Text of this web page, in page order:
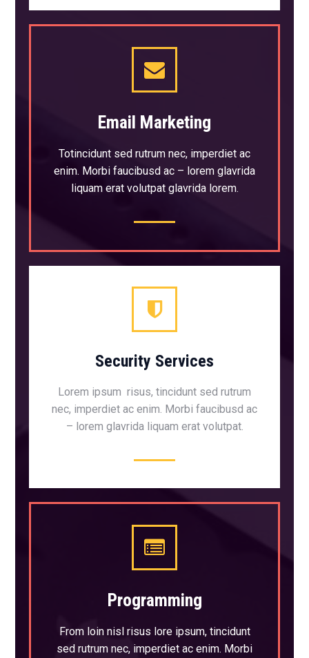
Email Marketing
Totincidunt sed rutrum nec, imperdiet ac
enim. Morbi faucibusd ac – lorem glavrida
liquam erat volutpat glavrida lorem.
Security Services
Lorem ipsum risus, tincidunt sed rutrum
nec, imperdiet ac enim. Morbi faucibusd ac
– lorem glavrida liquam erat volutpat.
Programming
From loin nisl risus lore ipsum, tincidunt
sed rutrum nec, imperdiet ac enim. Morbi